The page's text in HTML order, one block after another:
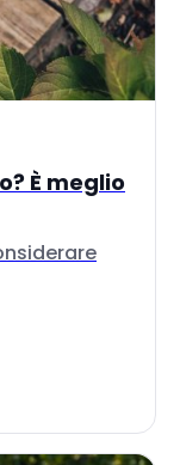
È meglio